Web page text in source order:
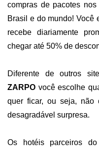
compras de pacotes
Brasil e do mundo! Você
recebe diariamente
chegar até 50% de
Diferente de outros
ZARPO você escolhe
quer ficar, ou seja, não
desagradável surpresa.
Os hotéis parceiros do